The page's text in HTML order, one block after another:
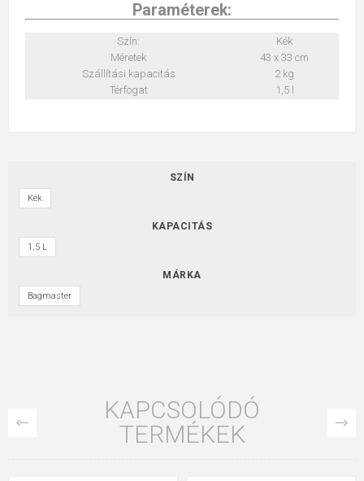
Paraméterek:
Szín:
Kék
Méretek
43 x 33 cm
Szállítási kapacitás
2 kg
Térfogat
1,5 l
SZÍN
Kék
KAPACITÁS
1,5 L
MÁRKA
Bagmaster
KAPCSOLÓDÓ
TERMÉKEK